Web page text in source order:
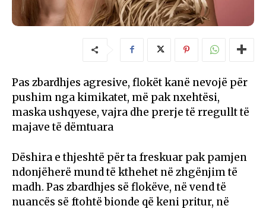
Pas zbardhjes agresive, flokët kanë nevojë për
pushim nga kimikatet, më pak nxehtësi,
maska ushqyese, vajra dhe prerje të rregullt të
majave të dëmtuara
Dëshira e thjeshtë për ta freskuar pak pamjen
ndonjëherë mund të kthehet në zhgënjim të
madh. Pas zbardhjes së flokëve, në vend të
nuancës së ftohtë bionde që keni pritur, në